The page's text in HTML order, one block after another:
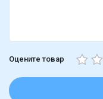
Оцените товар